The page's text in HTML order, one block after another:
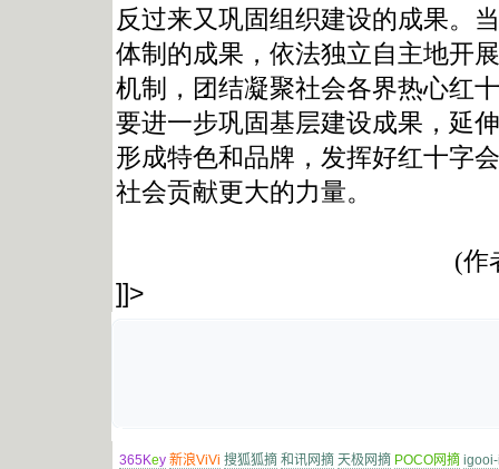
反过来又巩固组织建设的成果。
体制的成果，依法独立自主地开
机制，团结凝聚社会各界热心红
要进一步巩固基层建设成果，延
形成特色和品牌，发挥好红十字
社会贡献更大的力量。
(作者
]]>
365Key 新浪ViVi 搜狐狐摘 和讯网摘 天极网摘 POCO网摘